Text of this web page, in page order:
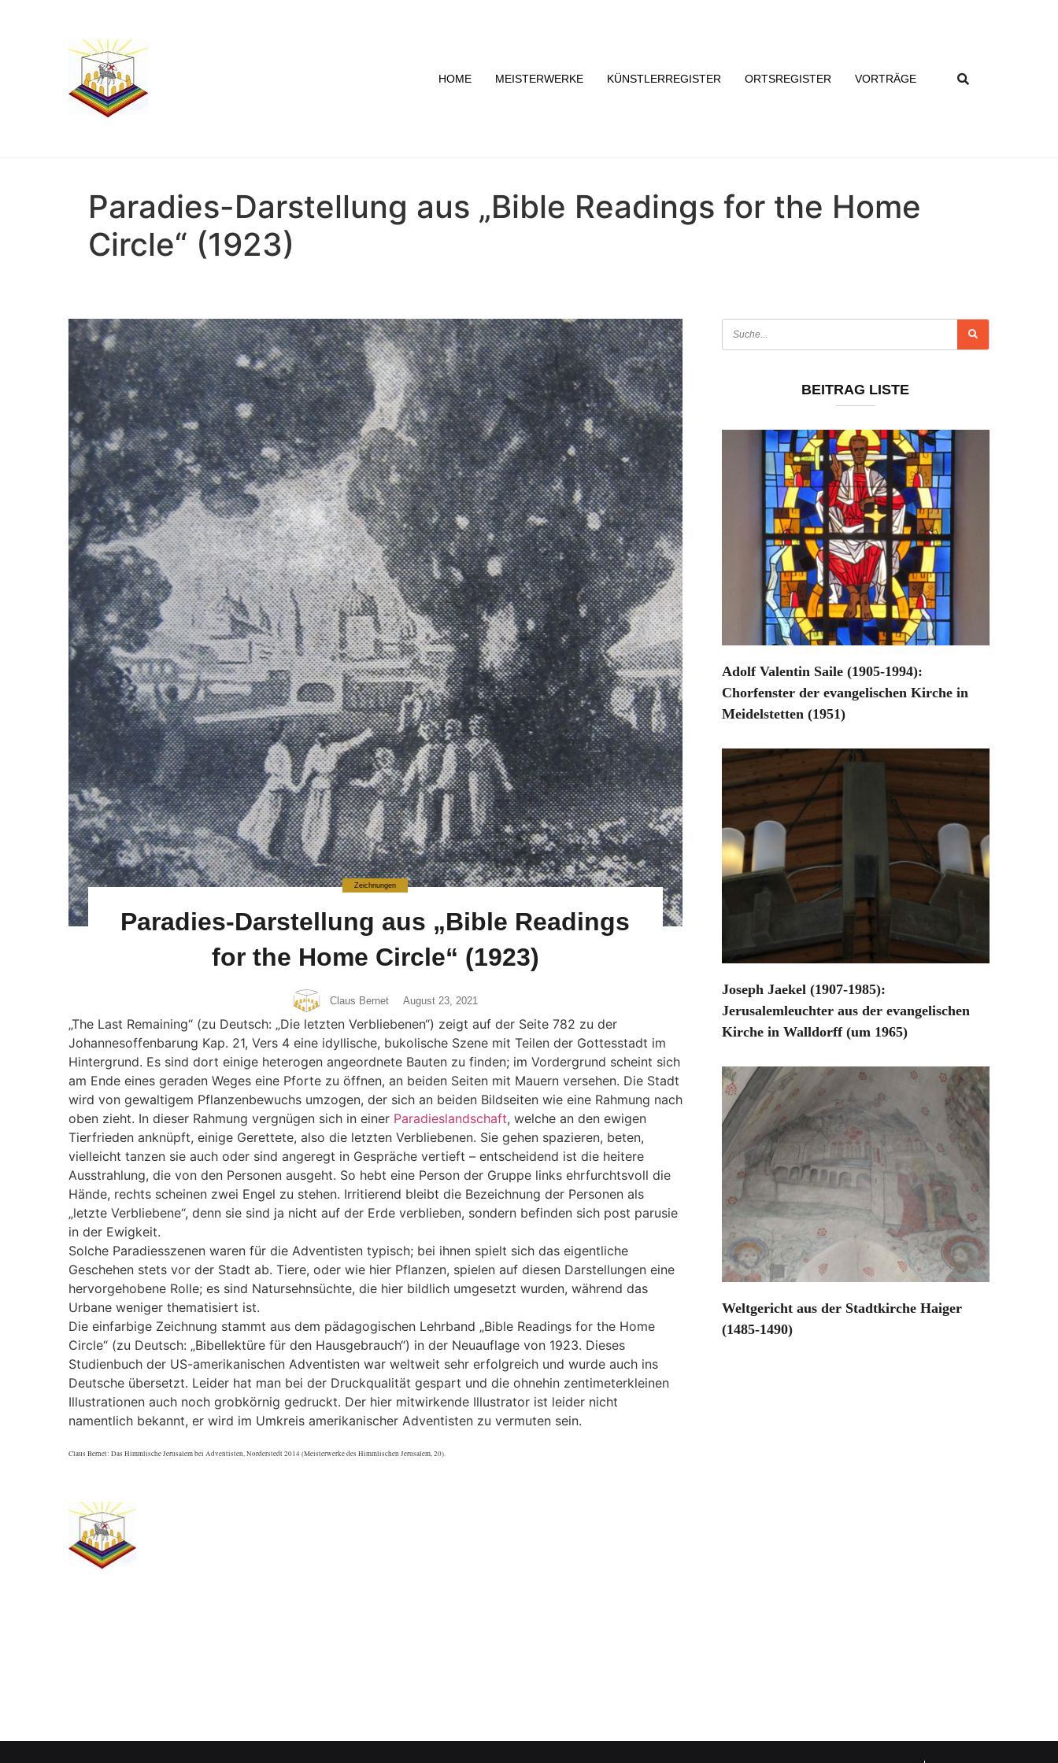
HOME MEISTERWERKE KÜNSTLERREGISTER ORTSREGISTER VORTRÄGE
Paradies-Darstellung aus „Bible Readings for the Home
Circle“ (1923)
Zeichnungen
Paradies-Darstellung aus „Bible Readings
for the Home Circle“ (1923)
Claus Bernet August 23, 2021
„The Last Remaining“ (zu Deutsch: „Die letzten Verbliebenen“) zeigt auf der Seite 782 zu der
Johannesoffenbarung Kap. 21, Vers 4 eine idyllische, bukolische Szene mit Teilen der Gottesstadt im
Hintergrund. Es sind dort einige heterogen angeordnete Bauten zu finden; im Vordergrund scheint sich
am Ende eines geraden Weges eine Pforte zu öffnen, an beiden Seiten mit Mauern versehen. Die Stadt
wird von gewaltigem Pflanzenbewuchs umzogen, der sich an beiden Bildseiten wie eine Rahmung nach
oben zieht. In dieser Rahmung vergnügen sich in einer Paradieslandschaft, welche an den ewigen
Tierfrieden anknüpft, einige Gerettete, also die letzten Verbliebenen. Sie gehen spazieren, beten,
vielleicht tanzen sie auch oder sind angeregt in Gespräche vertieft – entscheidend ist die heitere
Ausstrahlung, die von den Personen ausgeht. So hebt eine Person der Gruppe links ehrfurchtsvoll die
Hände, rechts scheinen zwei Engel zu stehen. Irritierend bleibt die Bezeichnung der Personen als
„letzte Verbliebene“, denn sie sind ja nicht auf der Erde verblieben, sondern befinden sich post parusie
in der Ewigkeit.
Solche Paradiesszenen waren für die Adventisten typisch; bei ihnen spielt sich das eigentliche
Geschehen stets vor der Stadt ab. Tiere, oder wie hier Pflanzen, spielen auf diesen Darstellungen eine
hervorgehobene Rolle; es sind Natursehnsüchte, die hier bildlich umgesetzt wurden, während das
Urbane weniger thematisiert ist.
Die einfarbige Zeichnung stammt aus dem pädagogischen Lehrband „Bible Readings for the Home
Circle“ (zu Deutsch: „Bibellektüre für den Hausgebrauch“) in der Neuauflage von 1923. Dieses
Studienbuch der US-amerikanischen Adventisten war weltweit sehr erfolgreich und wurde auch ins
Deutsche übersetzt. Leider hat man bei der Druckqualität gespart und die ohnehin zentimeterkleinen
Illustrationen auch noch grobkörnig gedruckt. Der hier mitwirkende Illustrator ist leider nicht
namentlich bekannt, er wird im Umkreis amerikanischer Adventisten zu vermuten sein.
Claus Bernet: Das Himmlische Jerusalem bei Adventisten, Norderstedt 2014 (Meisterwerke des Himmlischen Jerusalem, 20).
BEITRAG LISTE
Adolf Valentin Saile (1905-1994):
Chorfenster der evangelischen Kirche in
Meidelstetten (1951)
Joseph Jaekel (1907-1985):
Jerusalemleuchter aus der evangelischen
Kirche in Walldorff (um 1965)
Weltgericht aus der Stadtkirche Haiger
(1485-1490)